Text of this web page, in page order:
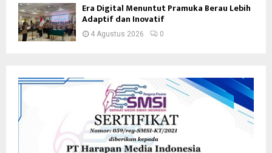
Era Digital Menuntut Pramuka Berau Lebih
Adaptif dan Inovatif
4 Agustus 2026 0